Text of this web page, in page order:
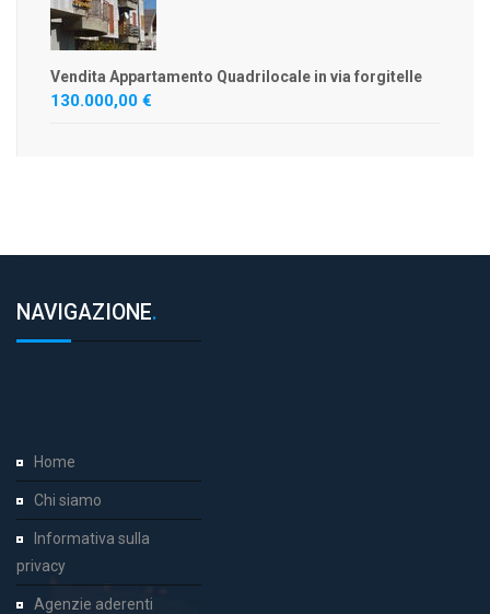
Vendita Appartamento Quadrilocale in via forgitelle
130.000,00 €
NAVIGAZIONE.
Home
Chi siamo
Informativa sulla
privacy
Agenzie aderenti